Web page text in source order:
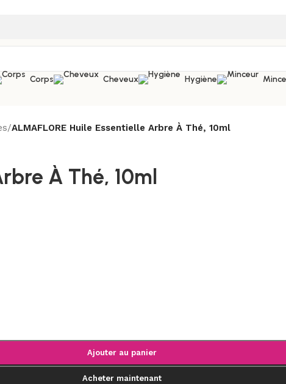
Corps Cheveux Hygiène
/ALMAFLORE Huile Essentielle Arbre À Thé, 10ml
À Thé, 10ml
Ajouter au panier
Acheter maintenant